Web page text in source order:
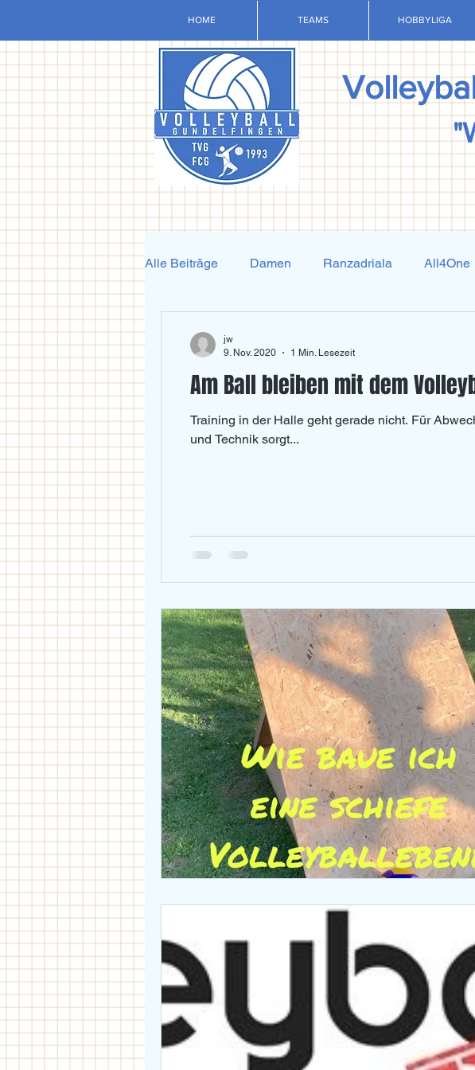
HOME TEAMS HOBBYLIGA
Alle Beiträge Damen Ranzadriala All4One
U18 U11/U12 U14 Left Overs U
Am Ball bleiben mit dem
Training in der Halle geht gerade nicht. Für
und Technik sorgt...
jw
9. Nov. 2020
1 Min. Lesezeit